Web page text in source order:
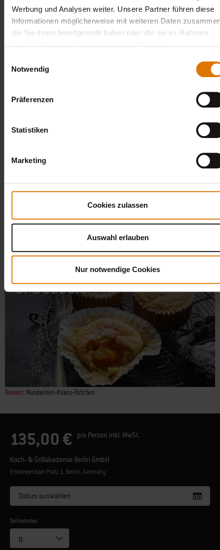
Werbung und Analysen weiter. Unsere Partner führen diese
Informationen möglicherweise mit weiteren Daten
die Sie ihnen bereitgestellt haben oder die sie im Rahmen
Notwendig
Präferenzen
Statistiken
Marketing
Cookies zulassen
Auswahl erlauben
Nur notwendige Cookies
Erdnuss-Sauce auf Reisplätzchen
6.Dessert
Dessert: Mandarinen-Kokos-Törtchen
135,00 € pro Person inkl. MwSt.
Koch- & Grillakademie Berlin GmbH
Elsterwerdaer Platz 1, Berlin, Germany
Datum auswählen
Teilnehmer